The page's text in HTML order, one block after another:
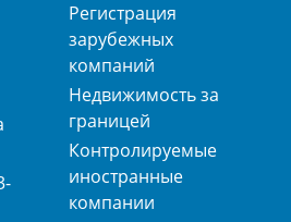
Регистрация
зарубежных
компаний
Недвижимость за
границей
Контролируемые
иностранные
компании